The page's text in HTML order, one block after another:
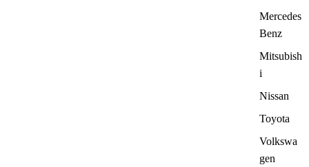
Mercedes
Benz
Mitsubish
i
Nissan
Toyota
Volkswa
gen